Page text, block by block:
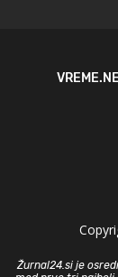
Žurnal24.si je